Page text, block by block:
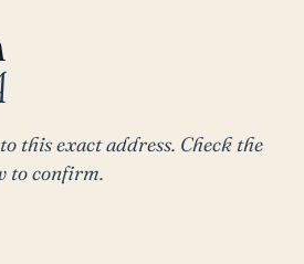
this exact address. Check the
to confirm.